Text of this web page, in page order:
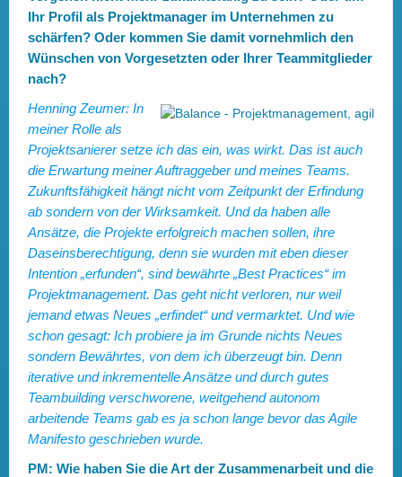
Ihr Profil als Projektmanager im Unternehmen zu
schärfen? Oder kommen Sie damit vornehmlich den
Wünschen von Vorgesetzten oder Ihrer Teammitglieder
nach?
Henning Zeumer: In
meiner Rolle als
Projektsanierer setze ich das ein, was wirkt. Das ist auch
die Erwartung meiner Auftraggeber und meines Teams.
Zukunftsfähigkeit hängt nicht vom Zeitpunkt der Erfindung
ab sondern von der Wirksamkeit. Und da haben alle
Ansätze, die Projekte erfolgreich machen sollen, ihre
Daseinsberechtigung, denn sie wurden mit eben dieser
Intention „erfunden“, sind bewährte „Best Practices“ im
Projektmanagement. Das geht nicht verloren, nur weil
jemand etwas Neues „erfindet“ und vermarktet. Und wie
schon gesagt: Ich probiere ja im Grunde nichts Neues
sondern Bewährtes, von dem ich überzeugt bin. Denn
iterative und inkrementelle Ansätze und durch gutes
Teambuilding verschworene, weitgehend autonom
arbeitende Teams gab es ja schon lange bevor das Agile
Manifesto geschrieben wurde.
PM: Wie haben Sie die Art der Zusammenarbeit und die